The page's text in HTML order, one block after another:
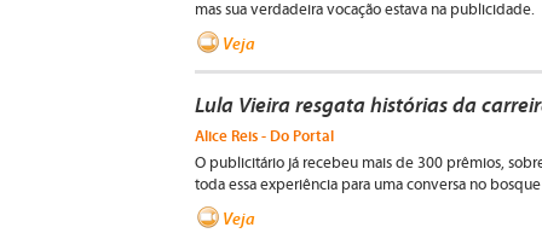
mas sua verdadeira vocação estava na publicidade.
Veja
Lula Vieira resgata histórias da
Alice Reis - Do Portal
O publicitário já recebeu mais de 300 prêmios,
toda essa experiência para uma conversa no
Veja